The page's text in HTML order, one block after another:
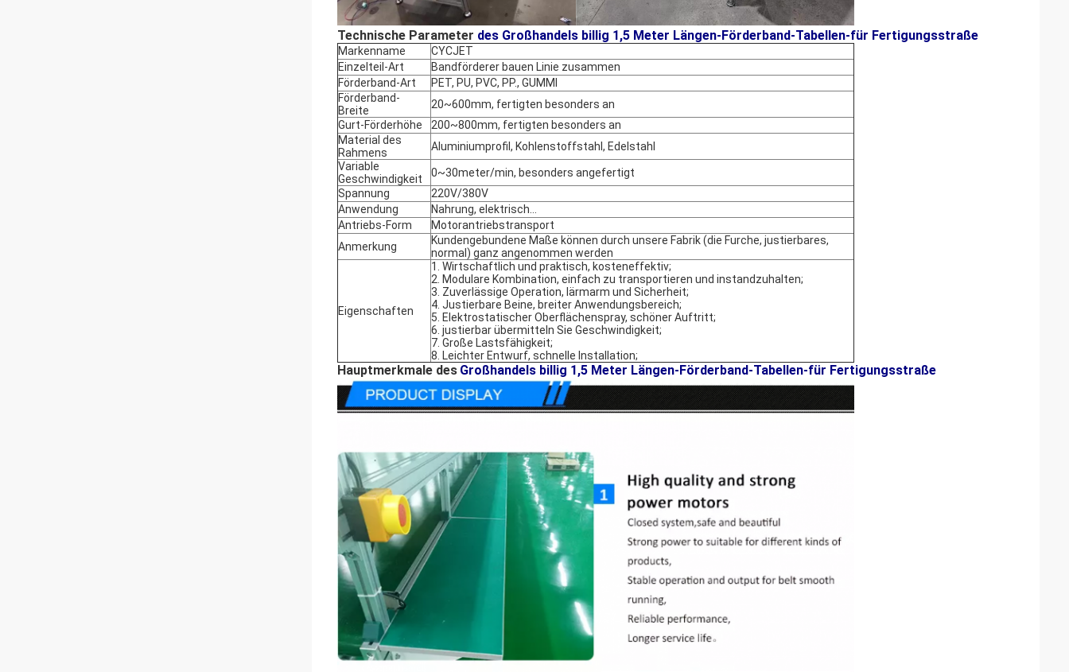
Technische Parameter des Großhandels billig 1,5 Meter Längen-Förderband-Tabellen-für Fertigungsstraße
Markenname
CYCJET
Einzelteil-Art
Bandförderer bauen Linie zusammen
Förderband-Art
PET, PU, PVC, PP., GUMMI
Förderband-
Breite
20~600mm, fertigten besonders an
Gurt-Förderhöhe
200~800mm, fertigten besonders an
Material des
Rahmens
Aluminiumprofil, Kohlenstoffstahl, Edelstahl
Variable
Geschwindigkeit
0~30meter/min, besonders angefertigt
Spannung
220V/380V
Anwendung
Nahrung, elektrisch…
Antriebs-Form
Motorantriebstransport
Anmerkung
Kundengebundene Maße können durch unsere Fabrik (die Furche, justierbares,
normal) ganz angenommen werden
Eigenschaften
1. Wirtschaftlich und praktisch, kosteneffektiv;
2. Modulare Kombination, einfach zu transportieren und instandzuhalten;
3. Zuverlässige Operation, lärmarm und Sicherheit;
4. Justierbare Beine, breiter Anwendungsbereich;
5. Elektrostatischer Oberflächenspray, schöner Auftritt;
6. justierbar übermitteln Sie Geschwindigkeit;
7. Große Lastsfähigkeit;
8. Leichter Entwurf, schnelle Installation;
Hauptmerkmale des Großhandels billig 1,5 Meter Längen-Förderband-Tabellen-für Fertigungsstraße